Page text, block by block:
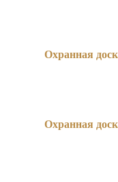
Охранная
Охранная